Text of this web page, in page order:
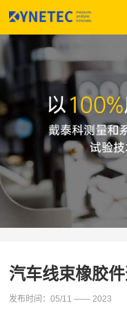
汽车线束橡胶
发布时间：05/11 —— 2023